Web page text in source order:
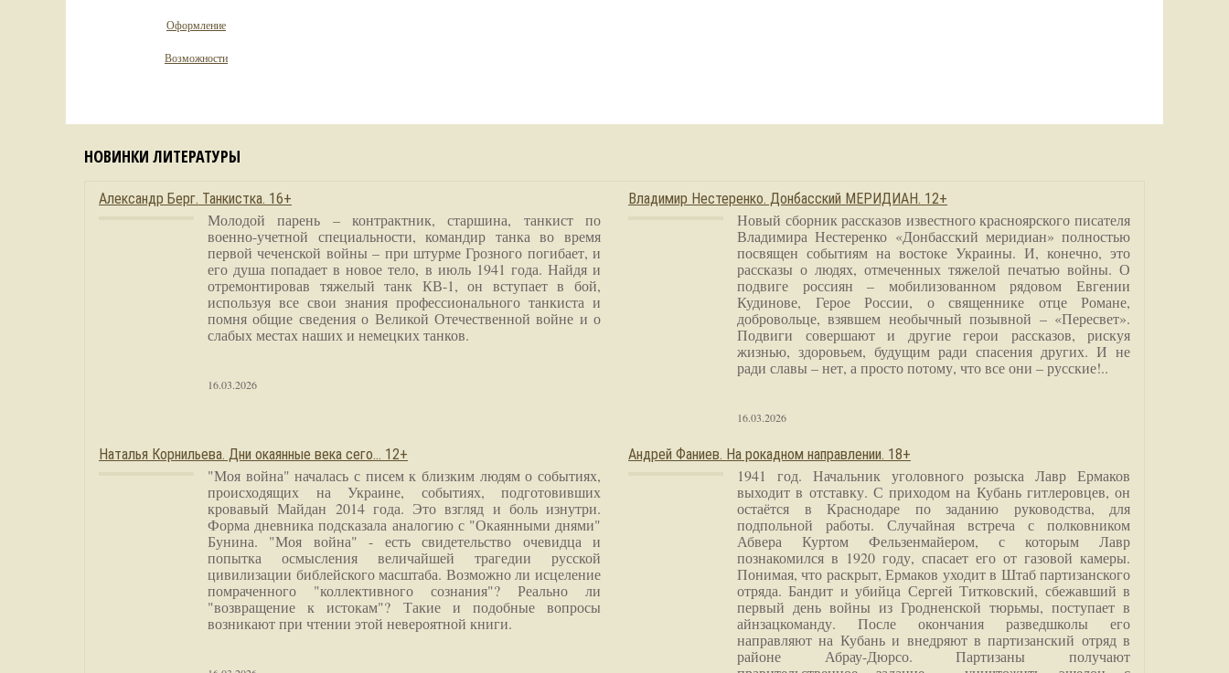
Оформление
Возможности
НОВИНКИ ЛИТЕРАТУРЫ
Александр Берг. Танкистка. 16+
Молодой парень – контрактник, старшина, танкист по
военно-учетной специальности, командир танка во время
первой чеченской войны – при штурме Грозного погибает, и
его душа попадает в новое тело, в июль 1941 года. Найдя и
отремонтировав тяжелый танк КВ-1, он вступает в бой,
используя все свои знания профессионального танкиста и
помня общие сведения о Великой Отечественной войне и о
слабых местах наших и немецких танков.
16.03.2026
Владимир Нестеренко. Донбасский МЕРИДИАН. 12+
Новый сборник рассказов известного красноярского писателя
Владимира Нестеренко «Донбасский меридиан» полностью
посвящен событиям на востоке Украины. И, конечно, это
рассказы о людях, отмеченных тяжелой печатью войны. О
подвиге россиян – мобилизованном рядовом Евгении
Кудинове, Герое России, о священнике отце Романе,
добровольце, взявшем необычный позывной – «Пересвет».
Подвиги совершают и другие герои рассказов, рискуя
жизнью, здоровьем, будущим ради спасения других. И не
ради славы – нет, а просто потому, что все они – русские!..
16.03.2026
Наталья Корнильева. Дни окаянные века сего… 12+
"Моя война" началась с писем к близким людям о событиях,
происходящих на Украине, событиях, подготовивших
кровавый Майдан 2014 года. Это взгляд и боль изнутри.
Форма дневника подсказала аналогию с "Окаянными днями"
Бунина. "Моя война" - есть свидетельство очевидца и
попытка осмысления величайшей трагедии русской
цивилизации библейского масштаба. Возможно ли исцеление
помраченного "коллективного сознания"? Реально ли
"возвращение к истокам"? Такие и подобные вопросы
возникают при чтении этой невероятной книги.
Андрей Фаниев. На рокадном направлении. 18+
1941 год. Начальник уголовного розыска Лавр Ермаков
выходит в отставку. С приходом на Кубань гитлеровцев, он
остаётся в Краснодаре по заданию руководства, для
подпольной работы. Случайная встреча с полковником
Абвера Куртом Фельзенмайером, с которым Лавр
познакомился в 1920 году, спасает его от газовой камеры.
Понимая, что раскрыт, Ермаков уходит в Штаб партизанского
отряда. Бандит и убийца Сергей Титковский, сбежавший в
первый день войны из Гродненской тюрьмы, поступает в
айнзацкоманду. После окончания разведшколы его
направляют на Кубань и внедряют в партизанский отряд в
районе Абрау-Дюрсо. Партизаны получают